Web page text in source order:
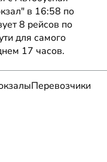
в 16:58 по
8 рейсов по
для самого
17 часов.
Перевозчики